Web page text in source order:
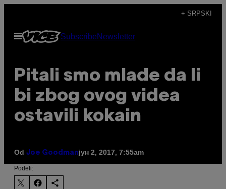
садржај
+ SRPSKI
Otvori
Meni
SubscribeNewsletter
Pitali smo mlade da li
bi zbog ovog videa
ostavili kokain
Od Joe Goodmanјун 2, 2017, 7:55am
Podeli: